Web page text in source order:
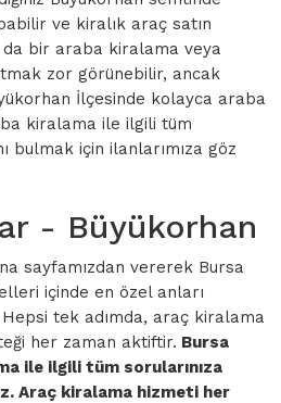
ve kiralık araç satın
bir araba kiralama veya
zor görünebilir, ancak
İlçesinde kolayca araba
kiralama ile ilgili tüm
bulmak için ilanlarımıza göz
- Büyükorhan
sayfamızdan vererek Bursa
içinde en özel anları
tek adımda, araç kiralama
her zaman aktiftir. Bursa
ile ilgili tüm sorularınıza
Araç kiralama hizmeti her